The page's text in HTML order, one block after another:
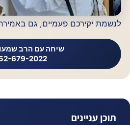
חכמים ולצדקה למשפחות נזקקות.
לנשמת יקירכם פעמיים, גם
שיחה עם הרב שמעון
679-2022
תוכן עניינים